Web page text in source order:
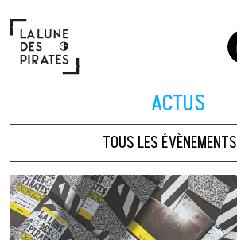
ACTUS
TOUS LES ÉVÈNEMENTS